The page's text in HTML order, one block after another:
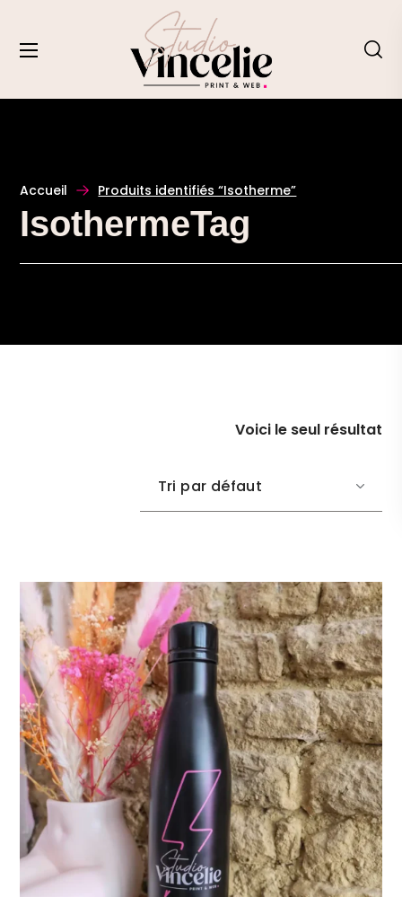
Accueil Produits identifiés “Isotherme”
IsothermeTag
Voici le seul résultat